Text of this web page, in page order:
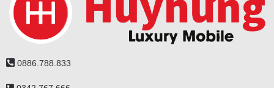
0886.788.833